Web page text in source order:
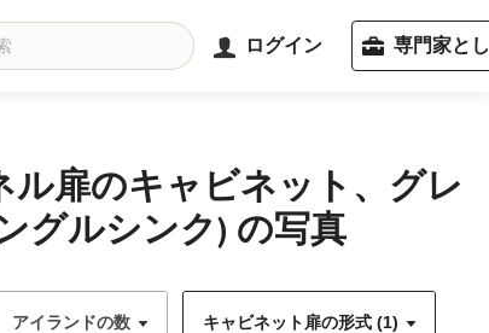
ログイン 専門家と
扉のキャビネット、グレ
グルシンク) の写真
アイランドの数 キャビネット扉の形式 (1)